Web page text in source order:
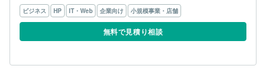
ビジネス HP IT・Web 企業向け 小規模事業・店舗
無料で見積り相談